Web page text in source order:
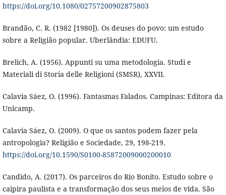
https://doi.org/10.1080/02757200902875803
Brandão, C. R. (1982 [1980]). Os deuses do povo: um estudo
sobre a Religião popular. Uberlândia: EDUFU.
Brelich, A. (1956). Appunti su uma metodologia. Studi e
Materiali di Storia delle Religioni (SMSR), XXVII.
Calavia Sáez, O. (1996). Fantasmas Falados. Campinas: Editora da
Unicamp.
Calavia Sáez, O. (2009). O que os santos podem fazer pela
antropologia? Religião e Sociedade, 29, 198-219.
https://doi.org/10.1590/S0100-85872009000200010
Candido, A. (2017). Os parceiros do Rio Bonito. Estudo sobre o
caipira paulista e a transformação dos seus meios de vida. São